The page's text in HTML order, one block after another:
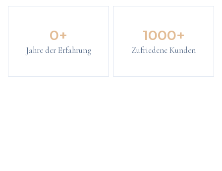
Jahre der Erfahrung
0+
Zufriedene Kunden
1000+